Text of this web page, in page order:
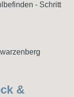
- Schritt
&